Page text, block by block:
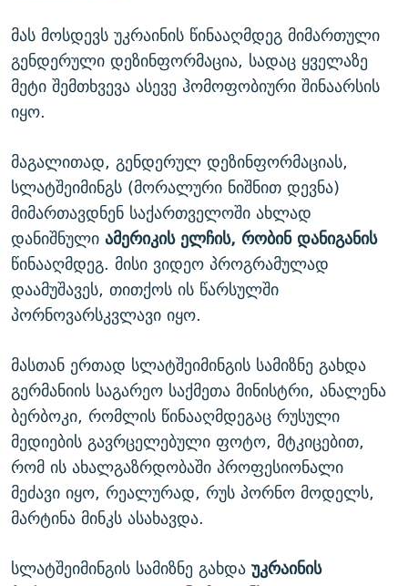
მას მოსდევს უკრაინის წინააღმდეგ მიმართული
გენდერული დეზინფორმაცია, სადაც ყველაზე
მეტი შემთხვევა ასევე ჰომოფობიური შინაარსის
იყო.
მაგალითად, გენდერულ დეზინფორმაციას,
სლატშეიმინგს (მორალური ნიშნით დევნა)
მიმართავდნენ საქართველოში ახლად
დანიშნული ამერიკის ელჩის, რობინ დანიგანის
წინააღმდეგ. მისი ვიდეო პროგრამულად
დაამუშავეს, თითქოს ის წარსულში
პორნოვარსკვლავი იყო.
მასთან ერთად სლატშეიმინგის სამიზნე გახდა
გერმანიის საგარეო საქმეთა მინისტრი, ანალენა
ბერბოკი, რომლის წინააღმდეგაც რუსული
მედიების გავრცელებული ფოტო, მტკიცებით,
რომ ის ახალგაზრდობაში პროფესიონალი
მეძავი იყო, რეალურად, რუს პორნო მოდელს,
მარტინა მინკს ასახავდა.
სლატშეიმინგის სამიზნე გახდაუკრაინის